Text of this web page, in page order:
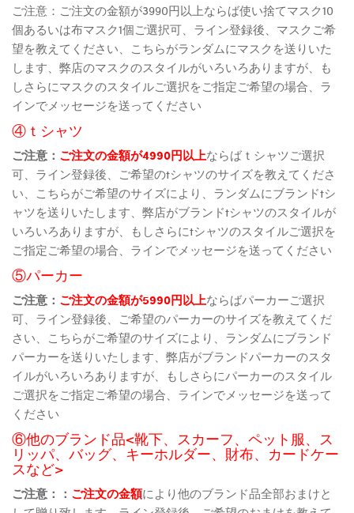
ご注意：ご注文の金額が3990円以上ならば使い捨てマスク10
個あるいは布マスク1個ご選択可、ライン登録後、マスクご希
望を教えてください、こちらがランダムにマスクを送りいた
します、弊店のマスクのスタイルがいろいろありますが、も
しさらにマスクのスタイルご選択をご指定ご希望の場合、ラ
インでメッセージを送ってください
④ｔシャツ
ご注意： ご注文の金額が4990円以上ならばｔシャツご選択
可、ライン登録後、ご希望のtシャツのサイズを教えてくださ
い、こちらがご希望のサイズにより、ランダムにブランドtシ
ャツを送りいたします、弊店がブランドtシャツのスタイルが
いろいろありますが、もしさらにtシャツのスタイルご選択を
ご指定ご希望の場合、ラインでメッセージを送ってください
⑤パーカー
ご注意： ご注文の金額が5990円以上ならばパーカーご選択
可、ライン登録後、ご希望のパーカーのサイズを教えてくだ
さい、こちらがご希望のサイズにより、ランダムにブランド
パーカーを送りいたします、弊店がブランドパーカーのスタ
イルがいろいろありますが、もしさらにパーカーのスタイル
ご選択をご指定ご希望の場合、ラインでメッセージを送って
ください
⑥他のブランド品<靴下、スカーフ、ペット服、ス
リッパ、バッグ、キーホルダー、財布、カードケー
スなど>
ご注意：： ご注文の金額により他のブランド品全部おまけと